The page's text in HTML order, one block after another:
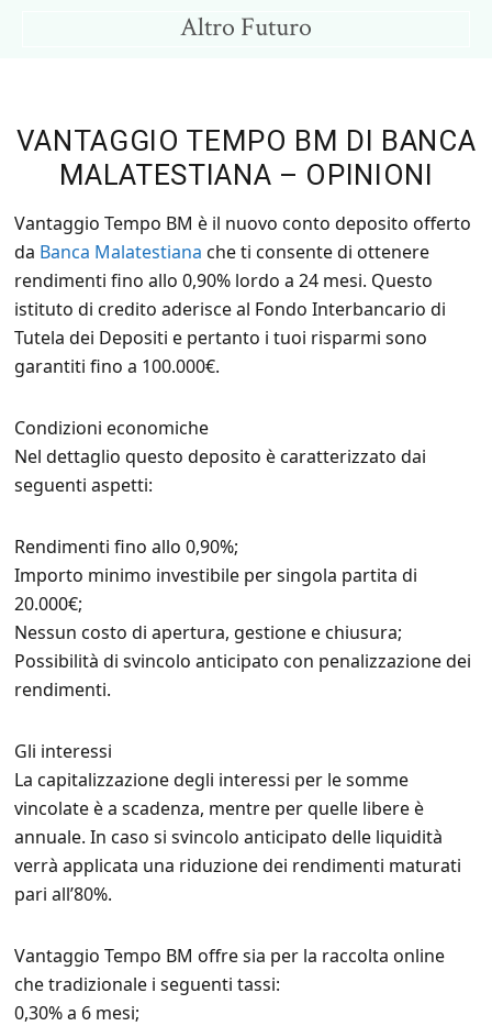
Altro Futuro
Altro
Futuro
VANTAGGIO TEMPO BM DI BANCA
MALATESTIANA – OPINIONI
Vantaggio Tempo BM è il nuovo conto deposito offerto
da Banca Malatestiana che ti consente di ottenere
rendimenti fino allo 0,90% lordo a 24 mesi. Questo
istituto di credito aderisce al Fondo Interbancario di
Tutela dei Depositi e pertanto i tuoi risparmi sono
garantiti fino a 100.000€.
Condizioni economiche
Nel dettaglio questo deposito è caratterizzato dai
seguenti aspetti:
Rendimenti fino allo 0,90%;
Importo minimo investibile per singola partita di
20.000€;
Nessun costo di apertura, gestione e chiusura;
Possibilità di svincolo anticipato con penalizzazione dei
rendimenti.
Gli interessi
La capitalizzazione degli interessi per le somme
vincolate è a scadenza, mentre per quelle libere è
annuale. In caso si svincolo anticipato delle liquidità
verrà applicata una riduzione dei rendimenti maturati
pari all’80%.
Vantaggio Tempo BM offre sia per la raccolta online
che tradizionale i seguenti tassi:
0,30% a 6 mesi;